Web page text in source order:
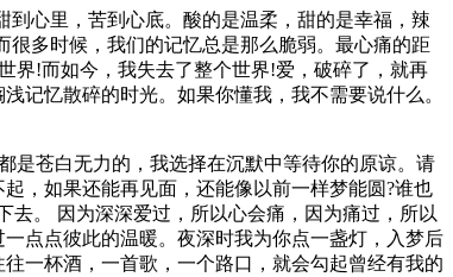
心里，苦到心底。酸的是温柔，甜的是幸福，辣
多时候，我们的记忆总是那么脆弱。最心痛的距
界!而如今，我失去了整个世界!爱，破碎了，就再
记忆散碎的时光。如果你懂我，我不需要说什么。
是苍白无力的，我选择在沉默中等待你的原谅。请
，如果还能再见面，还能像以前一样梦能圆?谁也
去。 因为深深爱过，所以心会痛，因为痛过，所以
点点彼此的温暖。夜深时我为你点一盏灯，入梦后
一杯酒，一首歌，一个路口，就会勾起曾经有我的